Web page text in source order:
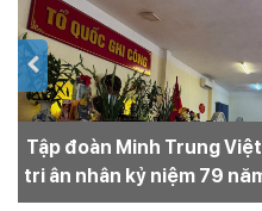
Tập đoàn Minh Trung
tri ân nhân kỷ niệm 79